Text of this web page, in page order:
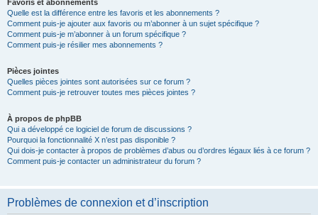
Favoris et abonnements
Quelle est la différence entre les favoris et les abonnements ?
Comment puis-je ajouter aux favoris ou m’abonner à un sujet spécifique ?
Comment puis-je m’abonner à un forum spécifique ?
Comment puis-je résilier mes abonnements ?
Pièces jointes
Quelles pièces jointes sont autorisées sur ce forum ?
Comment puis-je retrouver toutes mes pièces jointes ?
À propos de phpBB
Qui a développé ce logiciel de forum de discussions ?
Pourquoi la fonctionnalité X n’est pas disponible ?
Qui dois-je contacter à propos de problèmes d’abus ou d’ordres légaux liés à ce forum ?
Comment puis-je contacter un administrateur du forum ?
Problèmes de connexion et d’inscription